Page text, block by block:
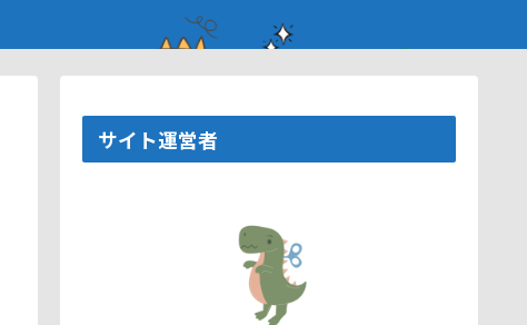
サイト運営者